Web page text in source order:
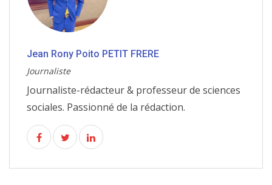
Jean Rony Poito PETIT FRERE
Journaliste
Journaliste-rédacteur & professeur de sciences
sociales. Passionné de la rédaction.